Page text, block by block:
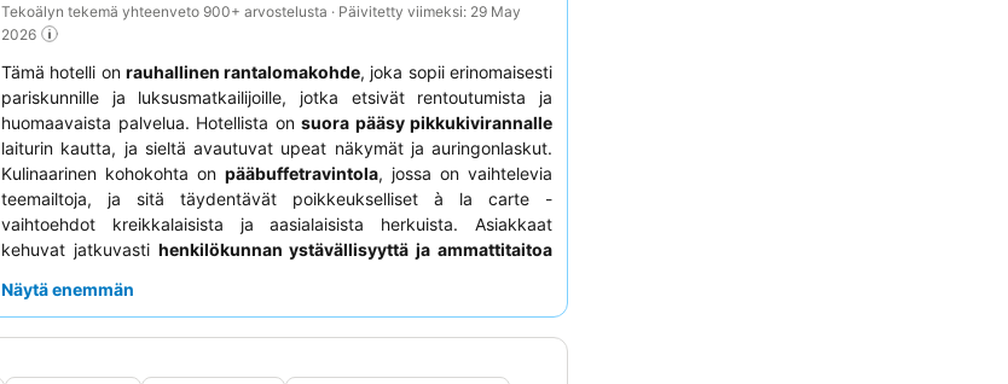
Tekoälyn tekemä yhteenveto 900+ arvostelusta · Päivitetty viimeksi: 29 May
2026
Tämä hotelli on rauhallinen rantalomakohde, joka sopii erinomaisesti
pariskunnille ja luksusmatkailijoille, jotka etsivät rentoutumista ja
huomaavaista palvelua. Hotellista on suora pääsy pikkukivirannalle
laiturin kautta, ja sieltä avautuvat upeat näkymät ja auringonlaskut.
Kulinaarinen kohokohta on pääbuffetravintola, jossa on vaihtelevia
teemailtoja, ja sitä täydentävät poikkeukselliset à la carte -
vaihtoehdot kreikkalaisista ja aasialaisista herkuista. Asiakkaat
kehuvat jatkuvasti henkilökunnan ystävällisyyttä ja ammattitaitoa
Parannetun kokemuksen saamiseksi harkitse
Näytä enemmän